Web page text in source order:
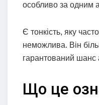
особливо за одним
Є тонкість, яку
неможлива. Він
гарантований шанс
Що це